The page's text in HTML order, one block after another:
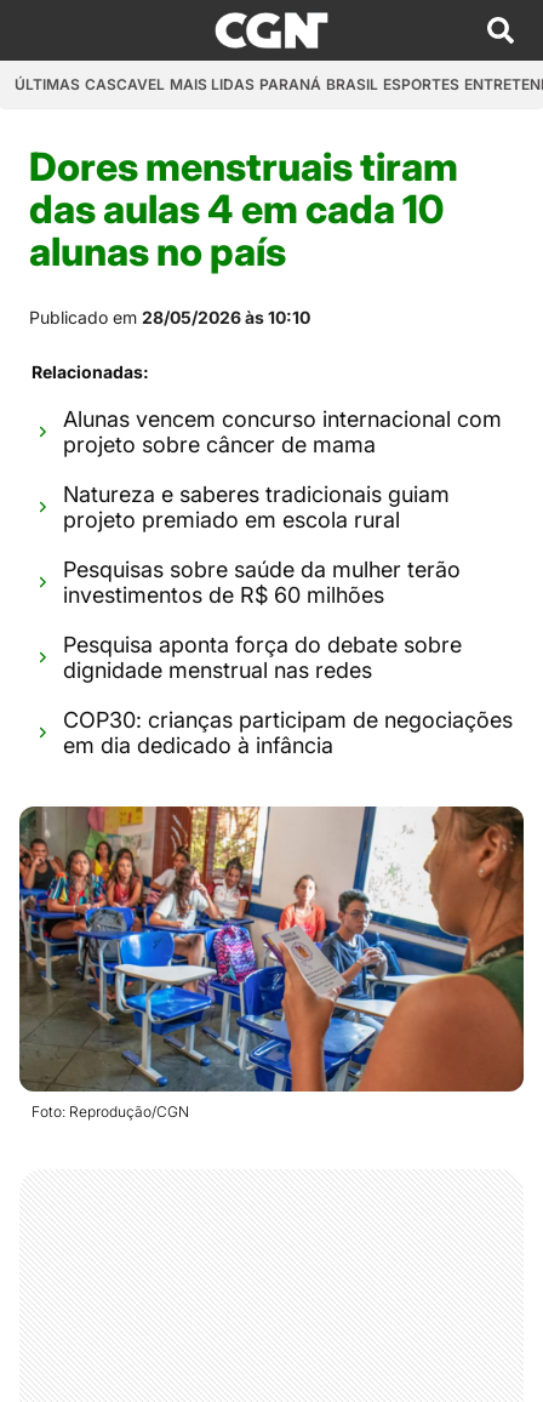
ÚLTIMAS CASCAVEL MAIS LIDAS PARANÁ BRASIL ESPORTES
Dores menstruais tiram
das aulas 4 em cada 10
alunas no país
Publicado em 28/05/2026 às 10:10
Relacionadas:
Alunas vencem concurso internacional com
projeto sobre câncer de mama
Natureza e saberes tradicionais guiam
projeto premiado em escola rural
Pesquisas sobre saúde da mulher terão
investimentos de R$ 60 milhões
Pesquisa aponta força do debate sobre
dignidade menstrual nas redes
COP30: crianças participam de negociações
em dia dedicado à infância
Foto: Reprodução/CGN